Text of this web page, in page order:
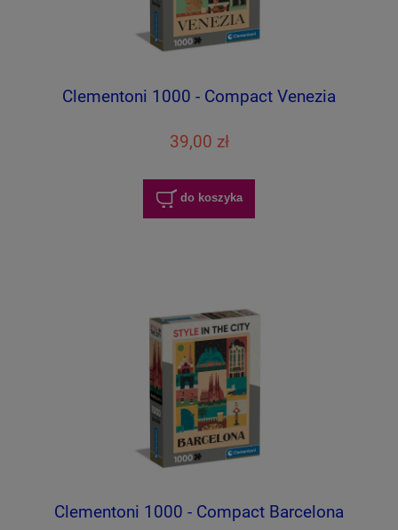
Clementoni 1000 - Compact Venezia
39,00 zł
do koszyka
Clementoni 1000 - Compact Barcelona